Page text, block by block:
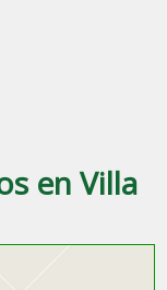
en Villa